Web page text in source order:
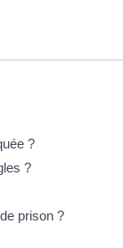
?
?
prison ?